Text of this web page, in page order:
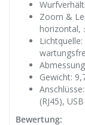
Zoom &
horizontal,
Gewicht:
(RJ45),
Bewertung: